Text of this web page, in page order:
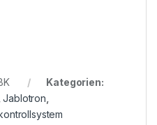
Kategorien:
,Jablotron